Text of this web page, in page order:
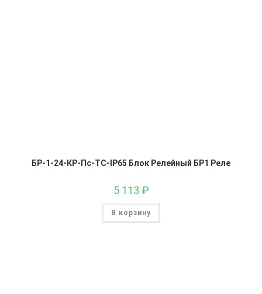
БР-1-24-КР-Пс-ТС-IP65 Блок Релейный БР1 Реле
5 113 ₽
В корзину